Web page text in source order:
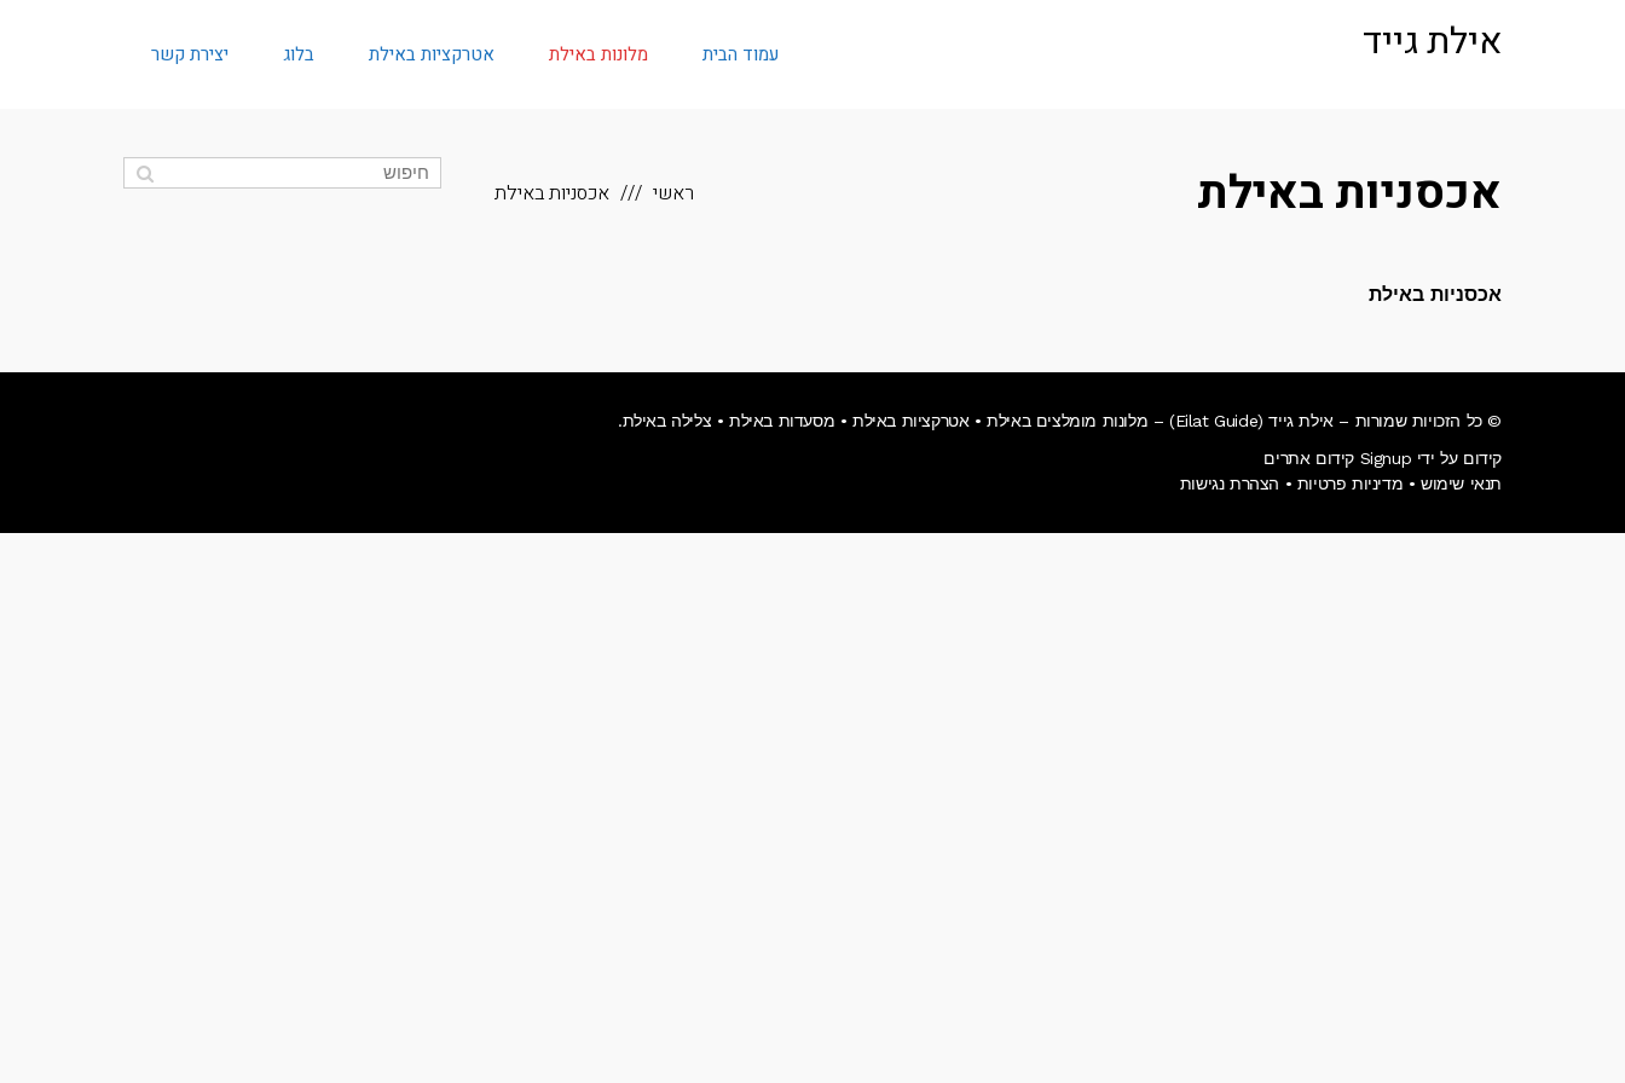
אילת גייד עמוד הבית מלונות באילת אטרקציות באילת בלוג יצירת קשר
ראשי אכסניות באילת אכסניות באילת
אכסניות באילת
© כל הזכויות שמורות – אילת גייד (Eilat Guide) – מלונות מומלצים באילת • אטרקציות באילת • מסעדות באילת • צלילה באילת.
קידום על ידי Signup קידום אתרים
תנאי שימוש • מדיניות פרטיות • הצהרת נגישות